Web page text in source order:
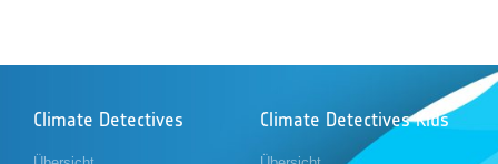
Climate Detectives Climate Detectives Kids